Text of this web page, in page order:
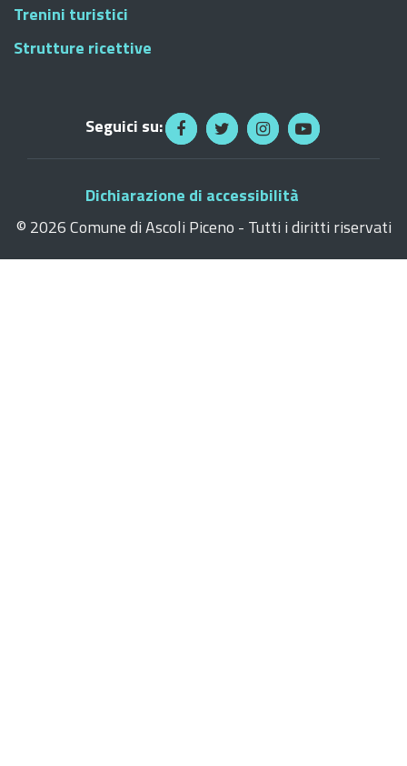
Trenini turistici
Strutture ricettive
Seguici su:
Dichiarazione di accessibilità
© 2026 Comune di Ascoli Piceno - Tutti i diritti riservati